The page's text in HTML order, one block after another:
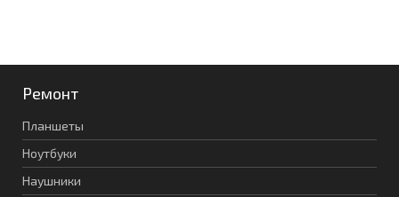
Ремонт
Планшеты
Ноутбуки
Наушники